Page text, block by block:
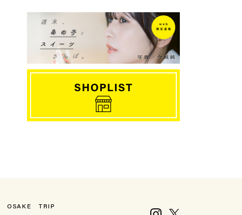
OSAKE
TRIP
Instagram